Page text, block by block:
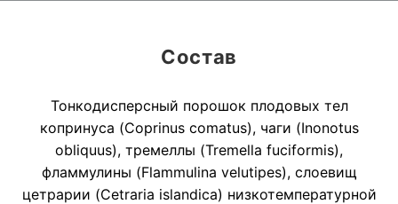
Состав
Тонкодисперсный порошок плодовых тел
копринуса (Coprinus comatus), чаги (Inonotus
obliquus), тремеллы (Tremella fuciformis),
фламмулины (Flammulina velutipes), слоевищ
цетрарии (Cetraria islandica) низкотемпературной